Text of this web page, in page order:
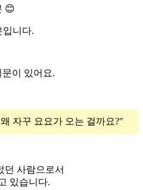
😊
입니다.
이 있어요.
자꾸 요요가 오는 걸까요?"
던 사람으로서
있습니다.